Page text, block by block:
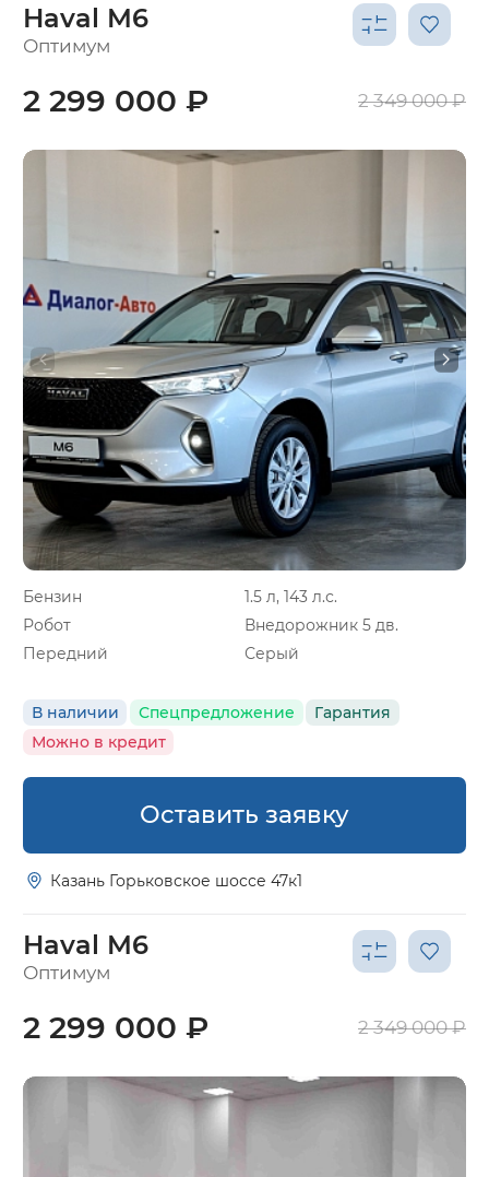
Haval M6
Оптимум
Бензин
1.5 л, 143 л.с.
Робот
Внедорожник 5 дв.
Передний
Серый
В наличии Спецпредложение
Гарантия
Можно в кредит
2 299 000 ₽ 2 349 000 ₽
Оставить заявку
Казань Горьковское шоссе 47к1
Haval M6
Оптимум
2 299 000 ₽ 2 349 000 ₽